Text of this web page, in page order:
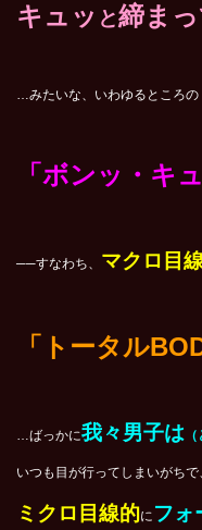
キュッ と締まっ
…みたいな、いわゆるところの
「ボンッ・キ
──すなわち、 マクロ目
「トータル
…ばっかに我々男子は
いつも目が行ってしまいがちで
ミクロ目線的に フォ